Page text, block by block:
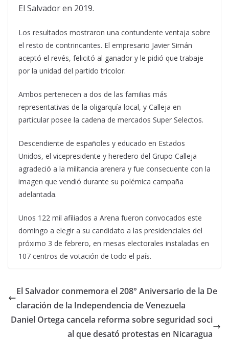
El Salvador en 2019.
Los resultados mostraron una contundente ventaja sobre
el resto de contrincantes. El empresario Javier Simán
aceptó el revés, felicitó al ganador y le pidió que trabaje
por la unidad del partido tricolor.
Ambos pertenecen a dos de las familias más
representativas de la oligarquía local, y Calleja en
particular posee la cadena de mercados Super Selectos.
Descendiente de españoles y educado en Estados
Unidos, el vicepresidente y heredero del Grupo Calleja
agradeció a la militancia arenera y fue consecuente con la
imagen que vendió durante su polémica campaña
adelantada.
Unos 122 mil afiliados a Arena fueron convocados este
domingo a elegir a su candidato a las presidenciales del
próximo 3 de febrero, en mesas electorales instaladas en
107 centros de votación de todo el país.
El Salvador conmemora el 208° Aniversario de la De
claración de la Independencia de Venezuela
Daniel Ortega cancela reforma sobre seguridad soci
al que desató protestas en Nicaragua